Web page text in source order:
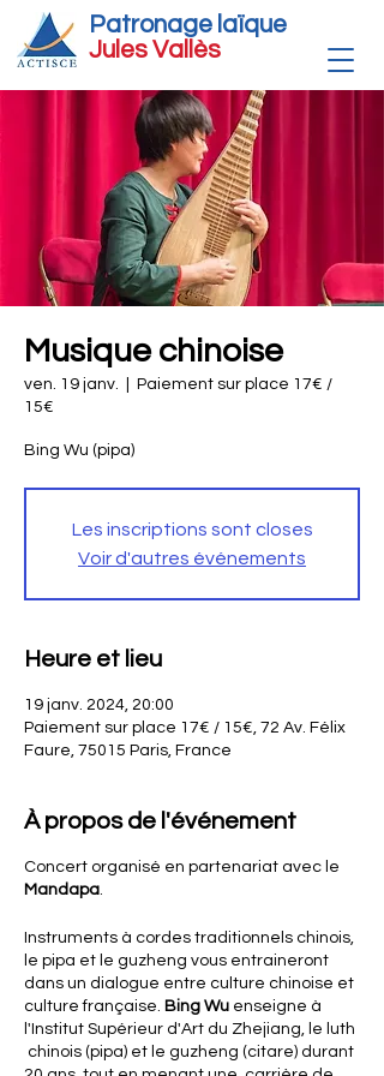
Patronage laïque
Jules Vallès
Musique chinoise
ven. 19 janv.
Paiement sur place 17€ /
15€
Bing Wu (pipa)
Les inscriptions sont closes
Voir d'autres événements
Heure et lieu
19 janv. 2024, 20:00
Paiement sur place 17€ / 15€, 72 Av. Félix
Faure, 75015 Paris, France
À propos de l'événement
Concert organisé en partenariat avec le
Mandapa.
Instruments à cordes traditionnels chinois,
le pipa et le guzheng vous entraineront
dans un dialogue entre culture chinoise et
culture française. Bing Wu enseigne à
l'Institut Supérieur d'Art du Zhejiang, le luth
chinois (pipa) et le guzheng (citare) durant